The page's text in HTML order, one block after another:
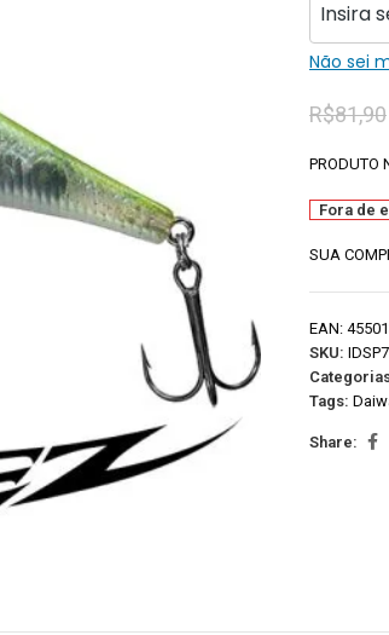
Não sei
R$81,90
PRODUTO
Fora de
SUA
EAN:
SKU:
Tags:
Share: